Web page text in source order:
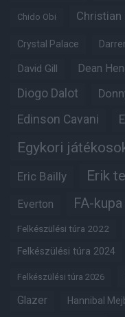
Chido Obi Christian
Crystal Palace
David Gill Dean
Diogo Dalot
Edinson Cavani
Egykori
Eric Bailly Erik
Everton FA-kupa
Felkészülési túra 2022
Felkészülési túra 2024
Felkészülési túra 2026
Glazer Hannibal